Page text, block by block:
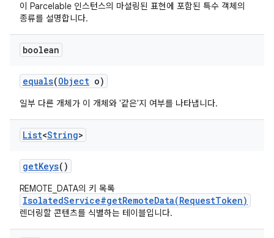
이 Parcelable 인스턴스의 마셜링된 표현에 포함된 특수 객체의
종류를 설명합니다.
boolean
equals(Object o)
일부 다른 개체가 이 개체와 '같은'지 여부를 나타냅니다.
List<String>
getKeys()
REMOTE_DATA의 키 목록
IsolatedService#getRemoteData(RequestToken)
렌더링할 콘텐츠를 식별하는 테이블입니다.